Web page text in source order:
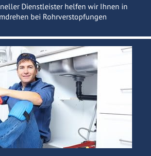
Dienstleister helfen wir Ihnen in
bei Rohrverstopfungen